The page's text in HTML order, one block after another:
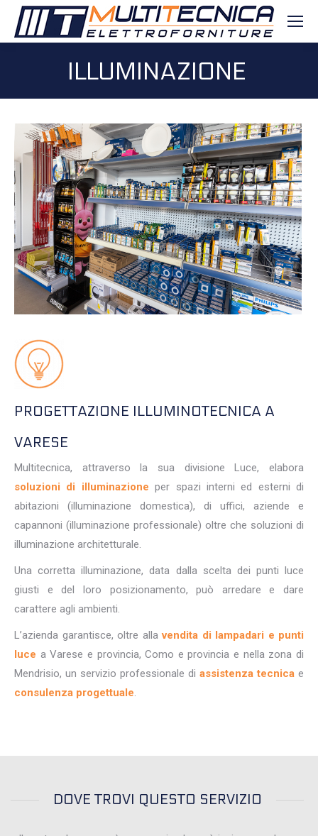
ILLUMINAZIONE
PROGETTAZIONE ILLUMINOTECNICA A
VARESE
Multitecnica, attraverso la sua divisione Luce, elabora
soluzioni di illuminazione per spazi interni ed esterni di
abitazioni (illuminazione domestica), di uffici, aziende e
capannoni (illuminazione professionale) oltre che soluzioni di
illuminazione architetturale.
Una corretta illuminazione, data dalla scelta dei punti luce
giusti e del loro posizionamento, può arredare e dare
carattere agli ambienti.
L’azienda garantisce, oltre allavendita di lampadari e punti
luce a Varese e provincia, Como e provincia e nella zona di
Mendrisio, un servizio professionale di assistenza tecnica e
consulenza progettuale.
DOVE TROVI QUESTO SERVIZIO